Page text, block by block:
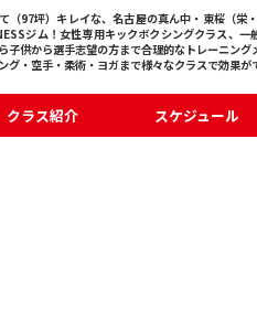
（97坪）キレイな、名古屋の真ん中・東桜（栄
ジム！女性専用キックボクシングクラス、一
子供から選手志望の方まで合理的なトレーニング
グ・空手・柔術・ヨガまで様々なクラスで効果が
クラス紹介 スケジュール